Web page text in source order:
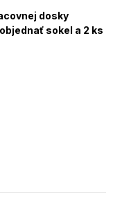
dosky
sokel a 2 ks